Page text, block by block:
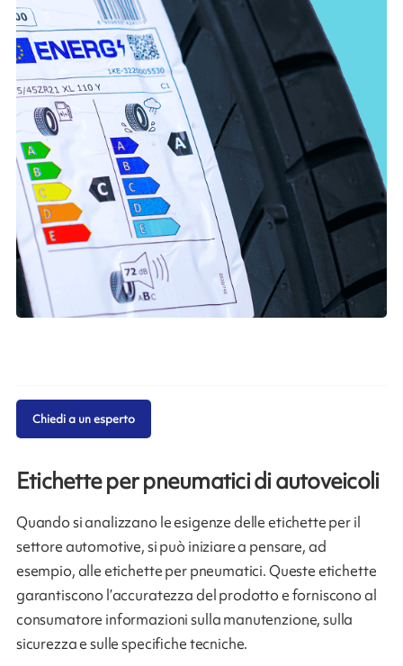
Etichette per pneumatici di autoveicoli
Quando si analizzano le esigenze delle etichette per il
settore automotive, si può iniziare a pensare, ad
esempio, alle etichette per pneumatici. Queste etichette
garantiscono l’accuratezza del prodotto e forniscono al
consumatore informazioni sulla manutenzione, sulla
sicurezza e sulle specifiche tecniche.
Chiedi a un esperto